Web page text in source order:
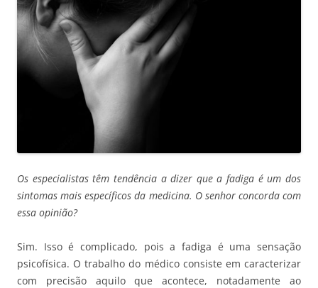
Os especialistas têm tendência a dizer que a fadiga é um dos
sintomas mais específicos da medicina. O senhor concorda com
essa opinião?
Sim. Isso é complicado, pois a fadiga é uma sensação
psicofísica. O trabalho do médico consiste em caracterizar
com precisão aquilo que acontece, notadamente ao